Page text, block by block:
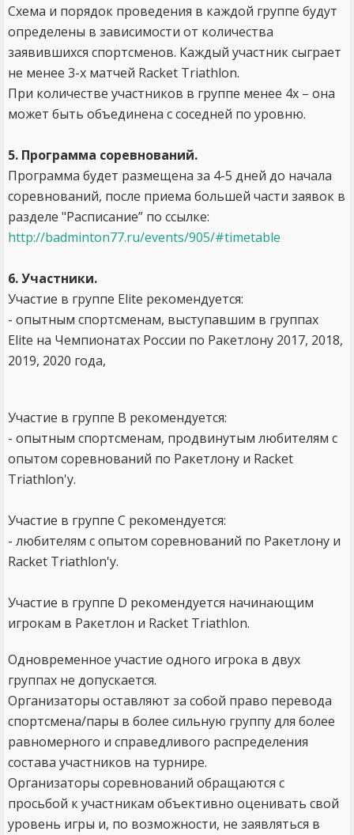
Схема и порядок проведения в каждой группе будут
определены в зависимости от количества
заявившихся спортсменов. Каждый участник сыграет
не менее 3-х матчей Racket Triathlon.
При количестве участников в группе менее 4х – она
может быть объединена с соседней по уровню.
5. Программа соревнований.
Программа будет размещена за 4-5 дней до начала
соревнований, после приема большей части заявок в
разделе "Расписание” по ссылке:
http://badminton77.ru/events/905/#timetable
6. Участники.
Участие в группе Elite рекомендуется:
- опытным спортсменам, выступавшим в группах
Elite на Чемпионатах России по Ракетлону 2017, 2018,
2019, 2020 года,
Участие в группе B рекомендуется:
- опытным спортсменам, продвинутым любителям с
опытом соревнований по Ракетлону и Racket
Triathlon'у.
Участие в группе C рекомендуется:
- любителям с опытом соревнований по Ракетлону и
Racket Triathlon'у.
Участие в группе D рекомендуется начинающим
игрокам в Ракетлон и Racket Triathlon.
Одновременное участие одного игрока в двух
группах не допускается.
Организаторы оставляют за собой право перевода
спортсмена/пары в более сильную группу для более
равномерного и справедливого распределения
состава участников на турнире.
Организаторы соревнований обращаются с
просьбой к участникам объективно оценивать свой
уровень игры и, по возможности, не заявляться в